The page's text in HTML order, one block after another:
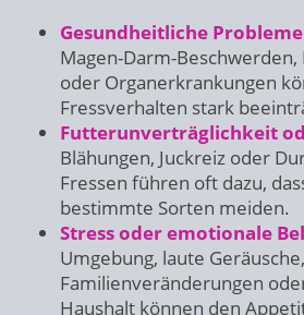
Gesundheitliche Probleme
Magen-Darm-Beschwerden,
oder Organerkrankungen
Fressverhalten stark
Futterunverträglichkeit
Blähungen, Juckreiz oder
Fressen führen oft dazu,
bestimmte Sorten meiden.
Stress oder emotionale
Umgebung, laute Geräusche,
Familienveränderungen
Haushalt können den